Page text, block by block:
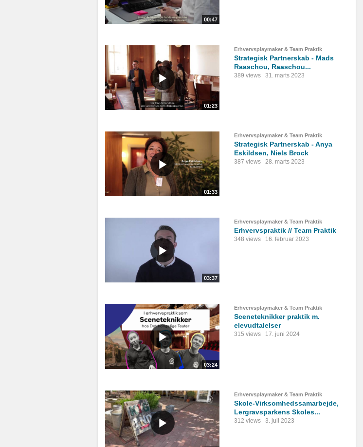
00:47
01:23
Erhvervsplaymaker & Team Praktik
Strategisk Partnerskab - Mads
Raaschou, Raaschou...
389 views 31. marts 2023
01:33
Erhvervsplaymaker & Team Praktik
Strategisk Partnerskab - Anya
Eskildsen, Niels Brock
387 views 28. marts 2023
03:37
Erhvervsplaymaker & Team Praktik
Erhvervspraktik // Team Praktik
348 views 16. februar 2023
03:24
Erhvervsplaymaker & Team Praktik
Sceneteknikker praktik m.
elevudtalelser
315 views 17. juni 2024
Erhvervsplaymaker & Team Praktik
Skole-Virksomhedssamarbejde,
Lergravsparkens Skoles...
312 views 3. juli 2023